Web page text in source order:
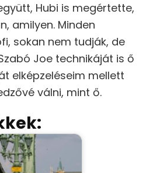
Hubi is megértette,
amilyen. Minden
sokan nem tudják, de
Joe technikáját is ő
elképzeléseim mellett
válni, mint ő.